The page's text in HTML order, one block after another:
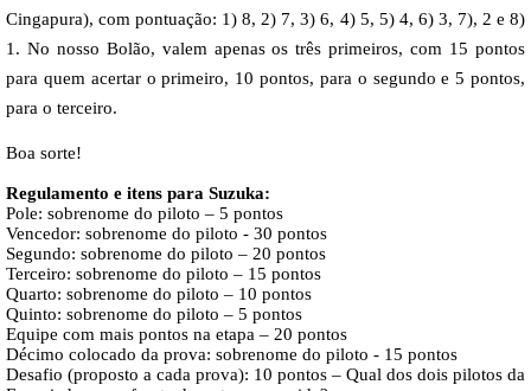
Cingapura), com pontuação: 1) 8, 2) 7, 3) 6, 4) 5, 5) 4, 6) 3, 7), 2 e 8)
1. No nosso Bolão, valem apenas os três primeiros, com 15 pontos
para quem acertar o primeiro, 10 pontos, para o segundo e 5 pontos,
para o terceiro.
Boa sorte!
Regulamento e itens para Suzuka:
Pole: sobrenome do piloto – 5 pontos
Vencedor: sobrenome do piloto - 30 pontos
Segundo: sobrenome do piloto – 20 pontos
Terceiro: sobrenome do piloto – 15 pontos
Quarto: sobrenome do piloto – 10 pontos
Quinto: sobrenome do piloto – 5 pontos
Equipe com mais pontos na etapa – 20 pontos
Décimo colocado da prova: sobrenome do piloto - 15 pontos
Desafio (proposto a cada prova): 10 pontos – Qual dos dois pilotos da